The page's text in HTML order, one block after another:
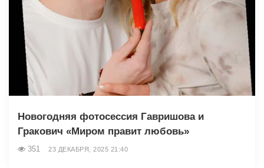
Новогодняя фотосессия Гавришова и
Гракович «Миром правит любовь»
351 23 ДЕКАБРЯ, 2025 21:40